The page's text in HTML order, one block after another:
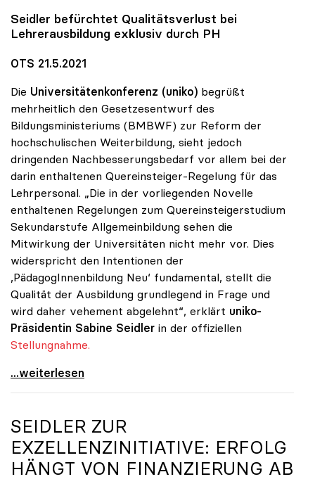
Seidler befürchtet Qualitätsverlust bei
Lehrerausbildung exklusiv durch PH
OTS 21.5.2021
Die Universitätenkonferenz (uniko) begrüßt
mehrheitlich den Gesetzesentwurf des
Bildungsministeriums (BMBWF) zur Reform der
hochschulischen Weiterbildung, sieht jedoch
dringenden Nachbesserungsbedarf vor allem bei der
darin enthaltenen Quereinsteiger-Regelung für das
Lehrpersonal. „Die in der vorliegenden Novelle
enthaltenen Regelungen zum Quereinsteigerstudium
Sekundarstufe Allgemeinbildung sehen die
Mitwirkung der Universitäten nicht mehr vor. Dies
widerspricht den Intentionen der
,PädagogInnenbildung Neu‘ fundamental, stellt die
Qualität der Ausbildung grundlegend in Frage und
wird daher vehement abgelehnt“, erklärt uniko-
Präsidentin Sabine Seidler in der offiziellen
Stellungnahme.
Quereinsteiger-Studium: uniko fordert Einbindung
...weiterlesen
SEIDLER ZUR
EXZELLENZINITIATIVE: ERFOLG
HÄNGT VON FINANZIERUNG AB